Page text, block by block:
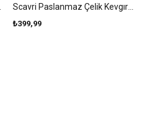
₺399,99